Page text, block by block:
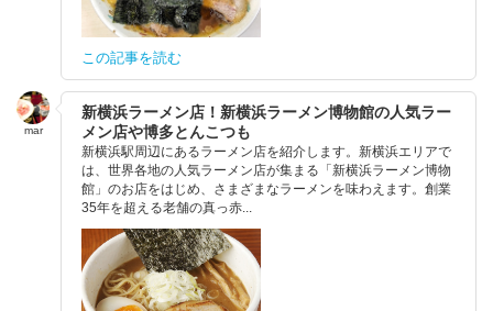
この記事を読む
mar
新横浜ラーメン店！新横浜ラーメン博物館の人気ラー
メン店や博多とんこつも
新横浜駅周辺にあるラーメン店を紹介します。新横浜エリアで
は、世界各地の人気ラーメン店が集まる「新横浜ラーメン博物
館」のお店をはじめ、さまざまなラーメンを味わえます。創業
35年を超える老舗の真っ赤...